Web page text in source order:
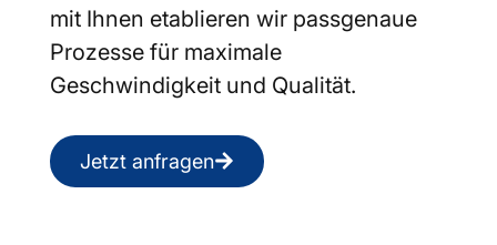
mit Ihnen etablieren wir passgenaue
Prozesse für maximale
Geschwindigkeit und Qualität.
Jetzt anfragen